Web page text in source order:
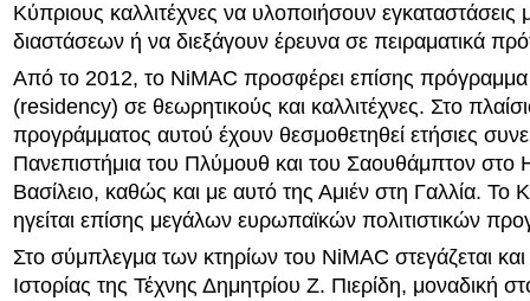
Κύπριους καλλιτέχνες να υλοποιήσουν εγκαταστάσεις
διαστάσεων ή να διεξάγουν έρευνα σε πειραματικά
Από το 2012, το NiMAC προσφέρει επίσης πρόγραμμα
(residency) σε θεωρητικούς και καλλιτέχνες. Στο
προγράμματος αυτού έχουν θεσμοθετηθεί ετήσιες
Πανεπιστήμια του Πλύμουθ και του Σαουθάμπτον στο
Βασίλειο, καθώς και με αυτό της Αμιέν στη Γαλλία. Το
ηγείται επίσης μεγάλων ευρωπαϊκών πολιτιστικών
Στο σύμπλεγμα των κτηρίων του NiMAC στεγάζεται
Ιστορίας της Τέχνης Δημητρίου Ζ. Πιερίδη, μοναδική